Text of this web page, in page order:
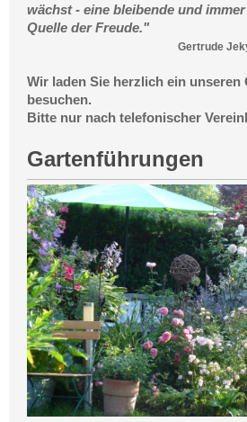
wächst - eine bleibende und
Quelle der Freude."
Gertrude
Wir laden Sie herzlich ein unseren
besuchen.
Bitte nur nach telefonischer
Gartenführungen